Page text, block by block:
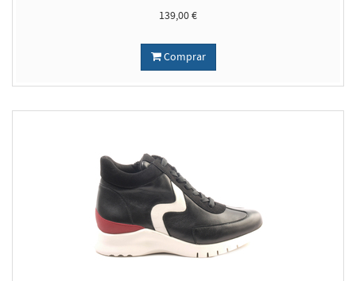
139,00 €
Comprar